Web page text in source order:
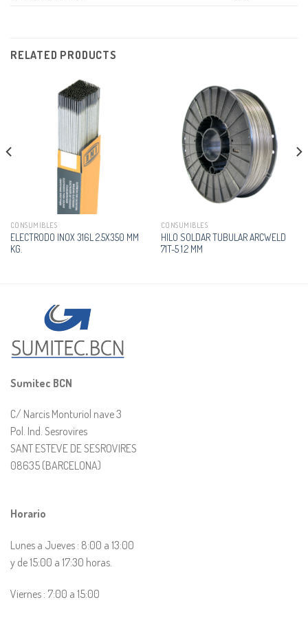
RELATED PRODUCTS
CONSUMIBLES
ELECTRODO INOX 316L 2.5X350 MM
KG.
CONSUMIBLES
HILO SOLDAR TUBULAR ARCWELD
71T-5 1.2 MM
Sumitec BCN
C/ Narcis Monturiol nave 3
Pol. Ind. Sesrovires
SANT ESTEVE DE SESROVIRES
08635 (BARCELONA)
Horario
Lunes a Jueves : 8:00 a 13:00
y de 15:00 a 17:30 horas.
Viernes : 7:00 a 15:00